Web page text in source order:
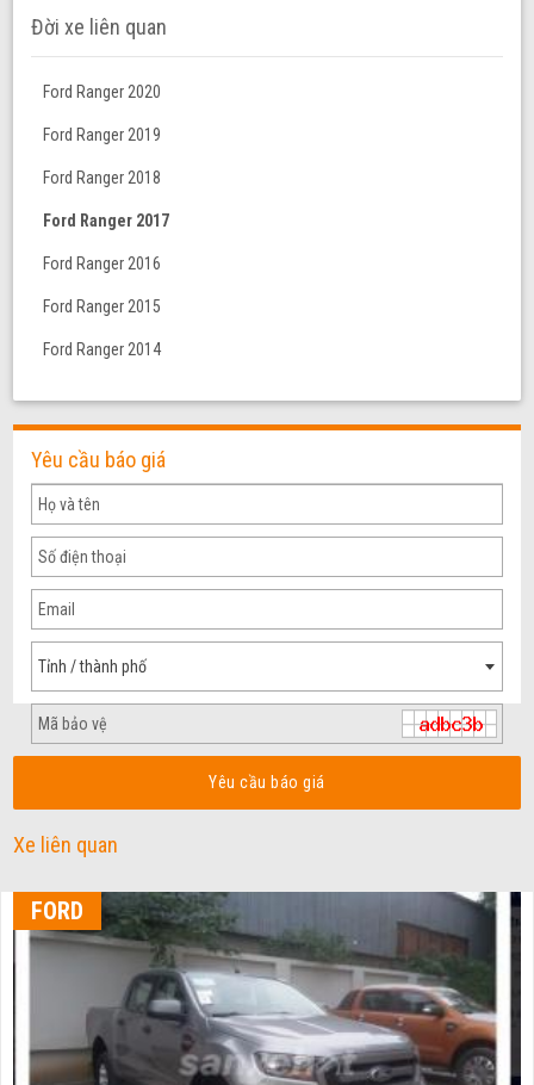
Đời xe liên quan
Ford Ranger 2020
Ford Ranger 2019
Ford Ranger 2018
Ford Ranger 2017
Ford Ranger 2016
Ford Ranger 2015
Ford Ranger 2014
Yêu cầu báo giá
Tỉnh / thành phố
Yêu cầu báo giá
Xe liên quan
FORD